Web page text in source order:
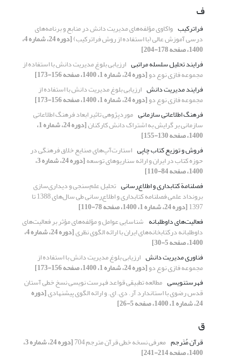
ف
فراترکیب واکاوی مؤلفه‌های مدیریت دانش در منابع و برنامه‌های
درسی آموزش عالی (با استفاده از روش فراترکیب) [دوره 24، شماره 4،
1400، صفحه 178-204]
فرایند تحلیل سلسله مراتبی ارزیابی بلوغ مدیریت دانش با استفاده از
مجموعه فازی نوع دو[دوره 24، شماره 1، 1400، صفحه 156-173]
فرایند مدیریت دانش ارزیابی بلوغ مدیریت دانش با استفاده از
مجموعه فازی نوع دو[دوره 24، شماره 1، 1400، صفحه 156-173]
فرهنگ اطلاعاتی سازمانی موردپژوهی تاثیر ابعاد فرهنگ اطلاعاتی
سازمانی بر گرایش به اشتراک دانش کارکنان [دوره 24، شماره 1،
1400، صفحه 130-155]
فروش و توزیع کتاب چاپی استارت‌آپ‌های صنایع خلاق فرهنگی در
حوزه کتاب در ایران و ارائه سناریوهای توسعه [دوره 24، شماره 3،
1400، صفحه 84-110]
فصلنامة کتابداری و اطلاع‌رسانی تحلیل علم‌سنجی و دیداری‌سازی
برونداد علمی فصلنامه کتابداری و اطلاع‌رسانی طی سال‌های 1388 تا
1397[دوره 24، شماره 1، 1400، صفحه 78-110]
فعالیت‌های داوطلبانه شناسایی عوامل و مؤلفه‌های مؤثر بر فعالیت‌های
داوطلبانه درکتابخانه‌های ایران با ارائه الگوی نظری [دوره 24، شماره 4،
1400، صفحه 5-30]
فناوری مدیریت دانش ارزیابی بلوغ مدیریت دانش با استفاده از
مجموعه فازی نوع دو[دوره 24، شماره 1، 1400، صفحه 156-173]
فهرستنویسی مطالعه تطبیقی قواعد فهرست نویسی نسخ خطی آستان
قدس رضوی با استاندارد آر. دی. ای. و ارائه الگوی پیشنهادی[دوره
24، شماره 1، 1400، صفحه 5-26]
ق
قرآن مُتَرجم معرفی نسخه خطی قرآن مترجم 704 [دوره 24، شماره 3،
1400، صفحه 214-241]